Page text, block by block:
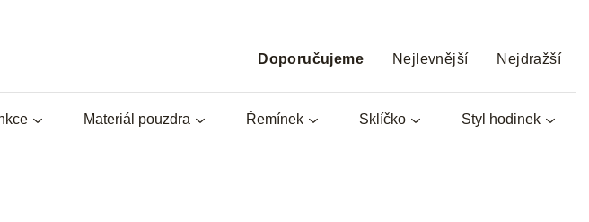
z
e
n
Doporučujeme Nejlevnější Nejdražší
Materiál pouzdra Řemínek Sklíčko Styl hodinek